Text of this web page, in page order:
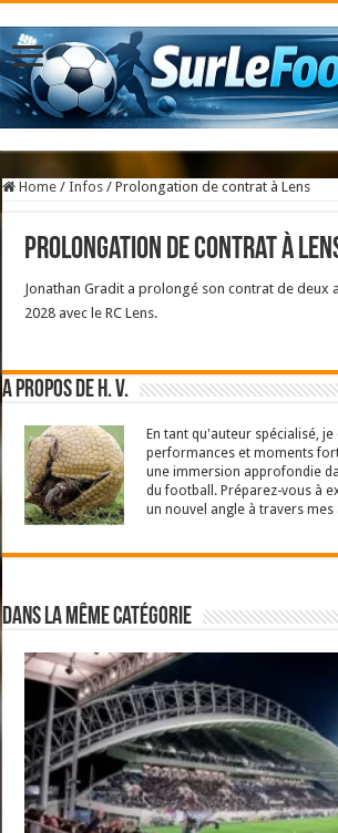
Home / Infos / Prolongation de contrat à Lens
Prolongation de contrat à
Jonathan Gradit a prolongé son contrat de deux
2028 avec le RC Lens.
A propos de H. V.
En tant qu'auteur spécialisé,
performances et moments
une immersion approfondie
du football. Préparez-vous à
un nouvel angle à travers mes
Dans la même catégorie